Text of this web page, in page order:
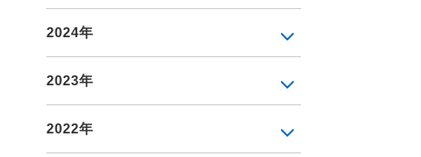
2024年
2023年
2022年